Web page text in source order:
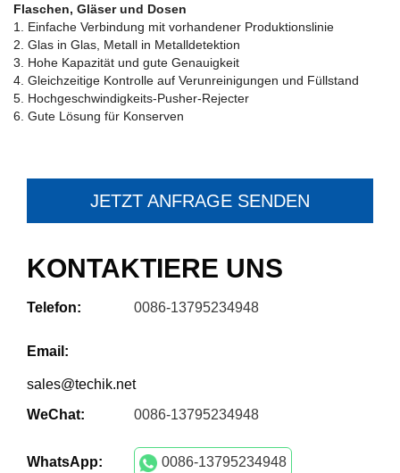
Flaschen, Gläser und Dosen
1. Einfache Verbindung mit vorhandener Produktionslinie
2. Glas in Glas, Metall in Metalldetektion
3. Hohe Kapazität und gute Genauigkeit
4. Gleichzeitige Kontrolle auf Verunreinigungen und Füllstand
5. Hochgeschwindigkeits-Pusher-Rejecter
6. Gute Lösung für Konserven
JETZT ANFRAGE SENDEN
KONTAKTIERE UNS
Telefon: 0086-13795234948
Email:
sales@techik.net
WeChat:
0086-13795234948
WhatsApp: 0086-13795234948